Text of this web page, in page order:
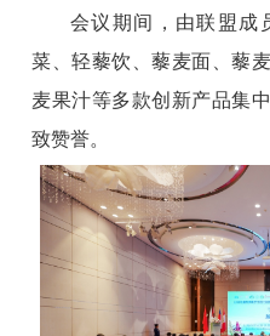
会议期间，由联盟成
菜、轻藜饮、藜麦面、藜
麦果汁等多款创新产品集
致赞誉。